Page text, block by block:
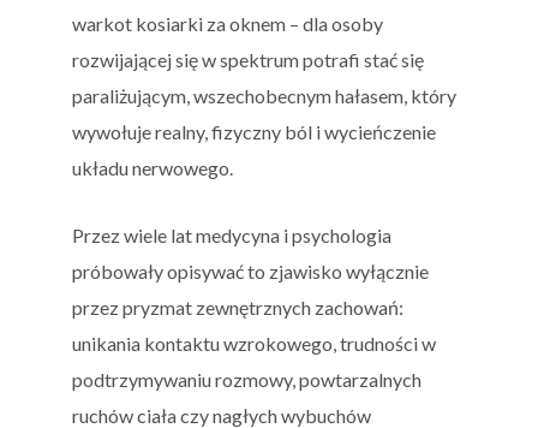
warkot kosiarki za oknem – dla osoby
rozwijającej się w spektrum potrafi stać się
paraliżującym, wszechobecnym hałasem, który
wywołuje realny, fizyczny ból i wycieńczenie
układu nerwowego.
Przez wiele lat medycyna i psychologia
próbowały opisywać to zjawisko wyłącznie
przez pryzmat zewnętrznych zachowań:
unikania kontaktu wzrokowego, trudności w
podtrzymywaniu rozmowy, powtarzalnych
ruchów ciała czy nagłych wybuchów